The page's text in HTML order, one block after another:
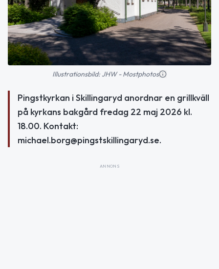
Illustrationsbild: JHW - Mostphotos
Pingstkyrkan i Skillingaryd anordnar en grillkväll
på kyrkans bakgård fredag 22 maj 2026 kl.
18.00. Kontakt:
michael.borg@pingstskillingaryd.se.
ANNONS